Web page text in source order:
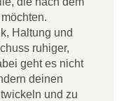
Haltung und
ruhiger,
geht es nicht
deinen
und zu